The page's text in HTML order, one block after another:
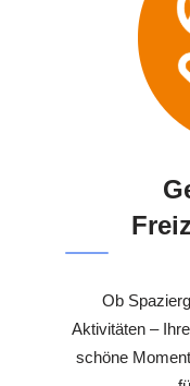
Ob
Aktivitäten –
schöne